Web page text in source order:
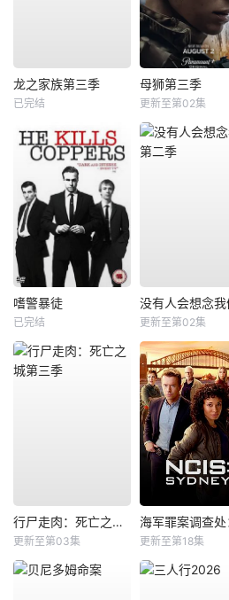
龙之家族第三季
已完结
母狮第三季
更新至第02集
嗜警暴徒
已完结 更新至第02集
行尸走肉：死亡之城第三季
更新至第03集 更新至第18集